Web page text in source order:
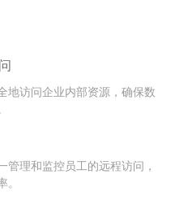
地访问企业内部资源，确保数
管理和监控员工的远程访问，